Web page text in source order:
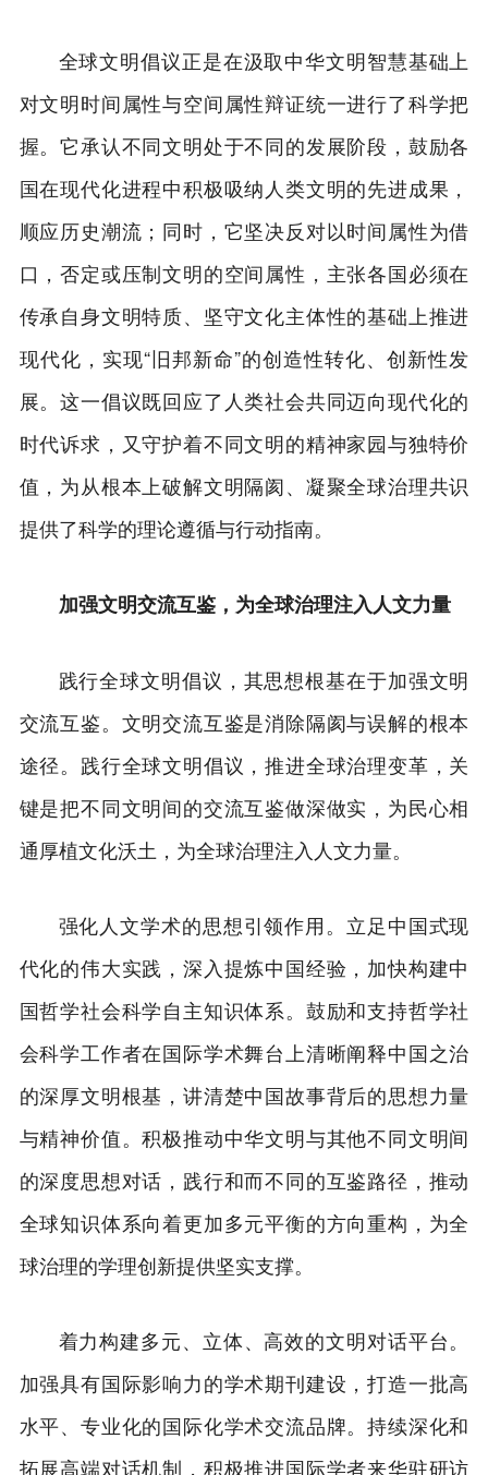
全球文明倡议正是在汲取中华文明智慧基础上
对文明时间属性与空间属性辩证统一进行了科学把
握。它承认不同文明处于不同的发展阶段，鼓励各
国在现代化进程中积极吸纳人类文明的先进成果，
顺应历史潮流；同时，它坚决反对以时间属性为借
口，否定或压制文明的空间属性，主张各国必须在
传承自身文明特质、坚守文化主体性的基础上推进
现代化，实现“旧邦新命”的创造性转化、创新性发
展。这一倡议既回应了人类社会共同迈向现代化的
时代诉求，又守护着不同文明的精神家园与独特价
值，为从根本上破解文明隔阂、凝聚全球治理共识
提供了科学的理论遵循与行动指南。
加强文明交流互鉴，为全球治理注入人文力量
践行全球文明倡议，其思想根基在于加强文明
交流互鉴。文明交流互鉴是消除隔阂与误解的根本
途径。践行全球文明倡议，推进全球治理变革，关
键是把不同文明间的交流互鉴做深做实，为民心相
通厚植文化沃土，为全球治理注入人文力量。
强化人文学术的思想引领作用。立足中国式现
代化的伟大实践，深入提炼中国经验，加快构建中
国哲学社会科学自主知识体系。鼓励和支持哲学社
会科学工作者在国际学术舞台上清晰阐释中国之治
的深厚文明根基，讲清楚中国故事背后的思想力量
与精神价值。积极推动中华文明与其他不同文明间
的深度思想对话，践行和而不同的互鉴路径，推动
全球知识体系向着更加多元平衡的方向重构，为全
球治理的学理创新提供坚实支撑。
着力构建多元、立体、高效的文明对话平台。
加强具有国际影响力的学术期刊建设，打造一批高
水平、专业化的国际化学术交流品牌。持续深化和
拓展高端对话机制，积极推进国际学者来华驻研访